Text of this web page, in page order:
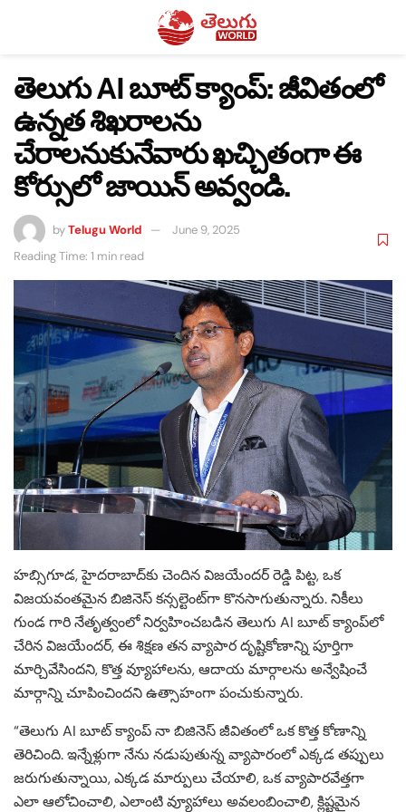
తెలుగు AI బూట్ క్యాంప్‌: జీవితంలో
ఉన్నత శిఖరాలను
చేరాలనుకునేవారు ఖచ్చితంగా ఈ
కోర్సులో జాయిన్ అవ్వండి.
byTelugu World
June 9, 2025
Reading Time: 1 min read
హబ్సిగూడ, హైదరాబాద్‌కు చెందిన విజయేందర్ రెడ్డి పిట్ట, ఒక
విజయవంతమైన బిజినెస్ కన్సల్టెంట్‌గా కొనసాగుతున్నారు. నికీలు
గుండ గారి నేతృత్వంలో నిర్వహించబడిన తెలుగు AI బూట్ క్యాంప్‌లో
చేరిన విజయేందర్, ఈ శిక్షణ తన వ్యాపార దృష్టికోణాన్ని పూర్తిగా
మార్చివేసిందని, కొత్త వ్యూహాలను, ఆదాయ మార్గాలను అన్వేషించే
మార్గాన్ని చూపించిందని ఉత్సాహంగా పంచుకున్నారు.
“తెలుగు AI బూట్ క్యాంప్ నా బిజినెస్ జీవితంలో ఒక కొత్త కోణాన్ని
తెరిచింది. ఇన్నేళ్లుగా నేను నడుపుతున్న వ్యాపారంలో ఎక్కడ తప్పులు
జరుగుతున్నాయి, ఎక్కడ మార్పులు చేయాలి, ఒక వ్యాపారవేత్తగా
ఎలా ఆలోచించాలి, ఎలాంటి వ్యూహాలు అవలంబించాలి, క్లిష్టమైన